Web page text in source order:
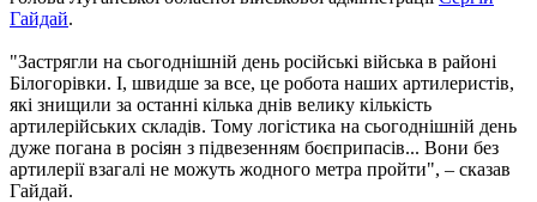
Гайдай.
"Застрягли на сьогоднішній день російські війська в районі
Білогорівки. І, швидше за все, це робота наших артилеристів,
які знищили за останні кілька днів велику кількість
артилерійських складів. Тому логістика на сьогоднішній день
дуже погана в росіян з підвезенням боєприпасів... Вони без
артилерії взагалі не можуть жодного метра пройти", – сказав
Гайдай.